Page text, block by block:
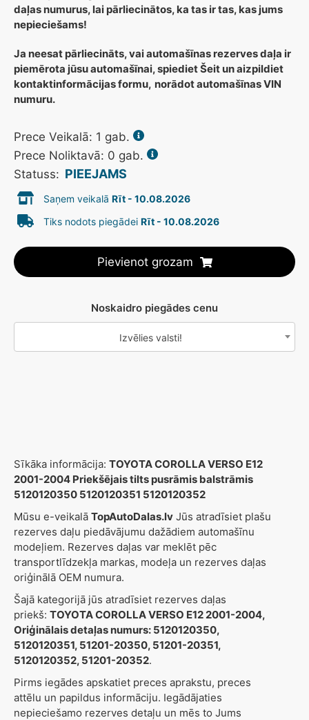
daļas numurus, lai pārliecinātos, ka tas ir tas, kas jums
nepieciešams!
Ja neesat pārliecināts, vai automašīnas rezerves daļa ir
piemērota jūsu automašīnai, spiediet Šeit un aizpildiet
kontaktinformācijas formu, norādot automašīnas VIN
numuru.
Prece Veikalā: 1 gab.
Prece Noliktavā: 0 gab.
Statuss: PIEEJAMS
Saņem veikalā Rīt - 10.08.2026
Tiks nodots piegādei Rīt - 10.08.2026
Pievienot grozam
Noskaidro piegādes cenu
Izvēlies valsti!
Sīkāka informācija: TOYOTA COROLLA VERSO E12
2001-2004 Priekšējais tilts pusrāmis balstrāmis
5120120350 5120120351 5120120352
Mūsu e-veikalā TopAutoDalas.lv Jūs atradīsiet plašu
rezerves daļu piedāvājumu dažādiem automašīnu
modeļiem. Rezerves daļas var meklēt pēc
transportlīdzekļa markas, modeļa un rezerves daļas
oriģinālā OEM numura.
Šajā kategorijā jūs atradīsiet rezerves daļas
priekš: TOYOTA COROLLA VERSO E12 2001-2004,
Oriģinālais detaļas numurs: 5120120350,
5120120351, 51201-20350, 51201-20351,
5120120352, 51201-20352.
Pirms iegādes apskatiet preces aprakstu, preces
attēlu un papildus informāciju. Iegādājaties
nepieciešamo rezerves detaļu un mēs to Jums